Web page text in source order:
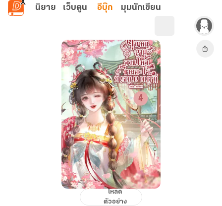
ข้ามไปยังเนื้อหาหลัก
นิยาย เว็บตูน อีบุ๊ก มุมนักเขียน
โหลด
ตัวอย่าง